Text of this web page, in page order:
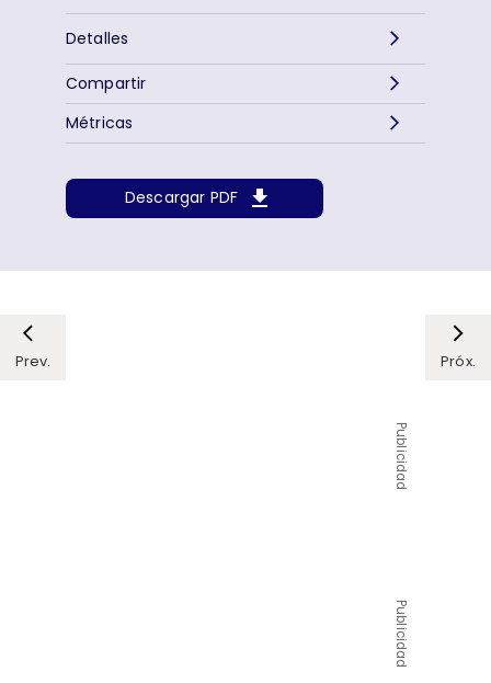
Detalles
Descargar PDF
Métricas
Compartir
Prev. Próx.
Publicidad
Publicidad